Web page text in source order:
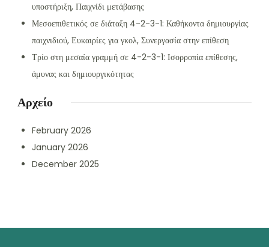
υποστήριξη, Παιχνίδι μετάβασης
Μεσοεπιθετικός σε διάταξη 4-2-3-1: Καθήκοντα δημιουργίας
παιχνιδιού, Ευκαιρίες για γκολ, Συνεργασία στην επίθεση
Τρίο στη μεσαία γραμμή σε 4-2-3-1: Ισορροπία επίθεσης,
άμυνας και δημιουργικότητας
Αρχείο
February 2026
January 2026
December 2025